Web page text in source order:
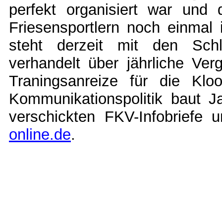
perfekt organisiert war und
Friesensportlern noch
steht derzeit mit den
verhandelt über jährliche
Traningsanreize für die
Kommunikationspolitik baut
verschickten FKV-
online.de.